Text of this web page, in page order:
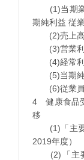
(1)当期業
期純利益 従
(2)売上高
(3)営業利
(4)経常利
(5)当期純
(6)従業員
4 健康食品
移
(1)「主要
2019年度）
(2)「主要